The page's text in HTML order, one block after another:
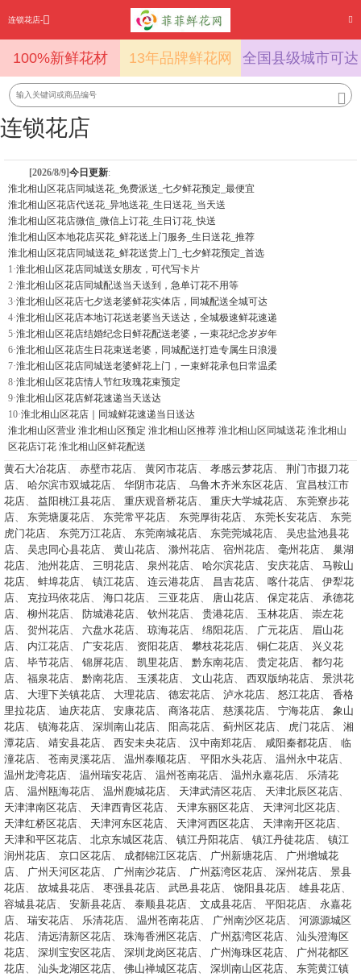
连锁花店-
100%新鲜花材 13年品牌鲜花网 全国县级城市可达
连锁花店
[2026/8/9]今日更新:
淮北相山区花店同城送花_免费派送_七夕鲜花预定_最便宜
淮北相山区花店代送花_异地送花_生日送花_当天送
淮北相山区花店微信_微信上订花_生日订花_快送
淮北相山区本地花店买花_鲜花送上门服务_生日送花_推荐
淮北相山区花店同城送花_鲜花送货上门_七夕鲜花预定_首选
1·淮北相山区花店同城送女朋友，可代写卡片
2·淮北相山区花店同城配送当天送到，急单订花不用等
3·淮北相山区花店七夕送老婆鲜花实体店，同城配送全城可达
4·淮北相山区花店本地订花送老婆当天送达，全城极速鲜花速递
5·淮北相山区花店结婚纪念日鲜花配送老婆，一束花纪念岁岁年
6·淮北相山区花店生日花束送老婆，同城配送打造专属生日浪漫
7·淮北相山区花店同城送老婆鲜花上门，一束鲜花承包日常温柔
8·淮北相山区花店情人节红玫瑰花束预定
9·淮北相山区花店鲜花速递当天送达
10·淮北相山区花店｜同城鲜花速递当日送达
淮北相山区营业 淮北相山区预定 淮北相山区推荐 淮北相山区同城送花 淮北相山
区花店订花 淮北相山区鲜花配送
黄石大冶花店、 赤壁市花店、 黄冈市花店、 孝感云梦花店、 荆门市掇刀花
店、 哈尔滨市双城花店、 华阴市花店、 乌鲁木齐米东区花店、 宜昌枝江市
花店、 益阳桃江县花店、 重庆观音桥花店、 重庆大学城花店、 东莞寮步花
店、 东莞塘厦花店、 东莞常平花店、 东莞厚街花店、 东莞长安花店、 东莞
虎门花店、 东莞万江花店、 东莞南城花店、 东莞莞城花店、 吴忠盐池县花
店、 吴忠同心县花店、 黄山花店、 滁州花店、 宿州花店、 毫州花店、 巢湖
花店、 池州花店、 三明花店、 泉州花店、 哈尔滨花店、 安庆花店、 马鞍山
花店、 蚌埠花店、 镇江花店、 连云港花店、 昌吉花店、 喀什花店、 伊犁花
店、 克拉玛依花店、 海口花店、 三亚花店、 唐山花店、 保定花店、 承德花
店、 柳州花店、 防城港花店、 钦州花店、 贵港花店、 玉林花店、 崇左花
店、 贺州花店、 六盘水花店、 琼海花店、 绵阳花店、 广元花店、 眉山花
店、 内江花店、 广安花店、 资阳花店、 攀枝花花店、 铜仁花店、 兴义花
店、 毕节花店、 锦屏花店、 凯里花店、 黔东南花店、 贵定花店、 都匀花
店、 福泉花店、 黔南花店、 玉溪花店、 文山花店、 西双版纳花店、 景洪花
店、 大理下关镇花店、 大理花店、 德宏花店、 泸水花店、 怒江花店、 香格
里拉花店、 迪庆花店、 安康花店、 商洛花店、 慈溪花店、 宁海花店、 象山
花店、 镇海花店、 深圳南山花店、 阳高花店、 蓟州区花店、 虎门花店、 湘
潭花店、 靖安县花店、 西安未央花店、 汉中南郑花店、 咸阳秦都花店、 临
潼花店、 苍南灵溪花店、 温州泰顺花店、 平阳水头花店、 温州永中花店、
温州龙湾花店、 温州瑞安花店、 温州苍南花店、 温州永嘉花店、 乐清花
店、 温州瓯海花店、 温州鹿城花店、 天津武清区花店、 天津北辰区花店、
天津津南区花店、 天津西青区花店、 天津东丽区花店、 天津河北区花店、
天津红桥区花店、 天津河东区花店、 天津河西区花店、 天津南开区花店、
天津和平区花店、 北京东城区花店、 镇江丹阳花店、 镇江丹徒花店、 镇江
润州花店、 京口区花店、 成都锦江区花店、 广州新塘花店、 广州增城花
店、 广州天河区花店、 广州南沙花店、 广州荔湾区花店、 深州花店、 景县
花店、 故城县花店、 枣强县花店、 武邑县花店、 饶阳县花店、 雄县花店、
容城县花店、 安新县花店、 泰顺县花店、 文成县花店、 平阳花店、 永嘉花
店、 瑞安花店、 乐清花店、 温州苍南花店、 广州南沙区花店、 河源源城区
花店、 清远清新区花店、 珠海香洲区花店、 广州荔湾区花店、 汕头澄海区
花店、 深圳宝安区花店、 深圳龙岗区花店、 广州海珠区花店、 广州花都区
花店、 汕头龙湖区花店、 佛山禅城区花店、 深圳南山区花店、 东莞黄江镇